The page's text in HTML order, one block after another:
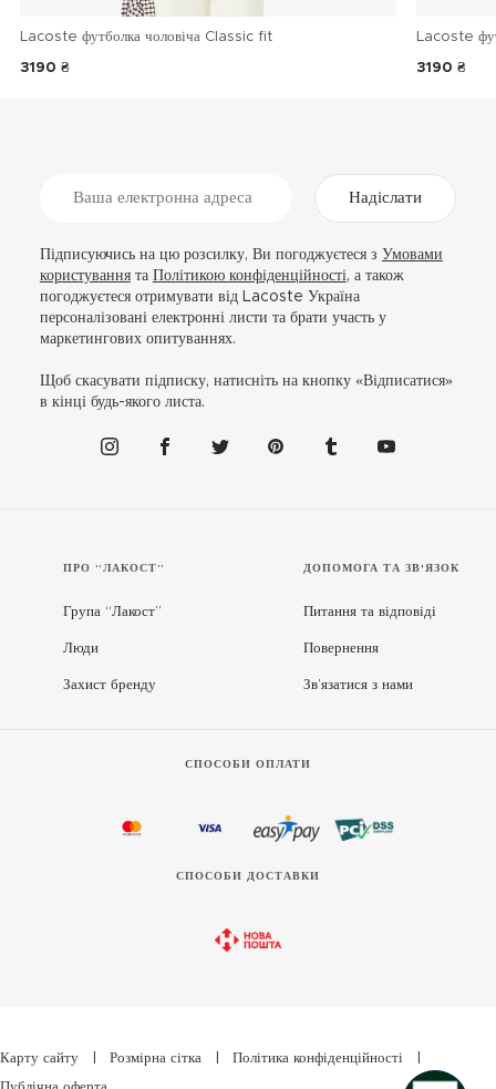
Lacoste футболка чоловіча Classic fit
3190 ₴
Lacoste
3190 ₴
Надіслати
Підписуючись на цю розсилку, Ви погоджуєтеся з Умовами
користуваннята Політикою конфіденційності, а також
погоджуєтеся отримувати від Lacoste Україна
персоналізовані електронні листи та брати участь у
маркетингових опитуваннях.
Щоб скасувати підписку, натисніть на кнопку «Відписатися»
в кінці будь-якого листа.
ПРО “ЛАКОСТ”
Група “Лакост”
Люди
Захист бренду
ДОПОМОГА ТА ЗВ'ЯЗОК
Питання та відповіді
Повернення
Зв’язатися з нами
СПОСОБИ ОПЛАТИ
СПОСОБИ ДОСТАВКИ
Карту сайту Розмірна сітка Політика конфіденційності